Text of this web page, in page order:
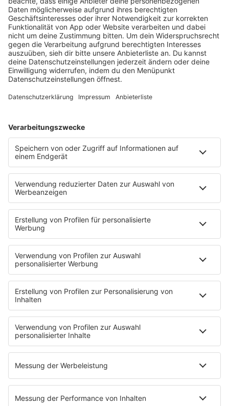
HOME
RADIOS
barba radio
Lagerfeuer
Füße hoch
Schmusekatze
Song Contest
Mädelsabend
Ich hasse Sport
Sonntag Morgen
Strandbar
Putzfimmel
Deutschpop
Deutsche Liebeslieder
PODCASTS
Mit den Waffeln einer Frau
Frühstück bei Barbara
Brave & One
NotAufnahme
"Bewerbung und Karriere"
Aber bitte mit Schlager
Erdbeerkäse
Fitness mit M.A.R.K
Glück in Worten
Todesursache
Niemand muss ein Promi sein
PROGRAMM
Mit den Waffeln einer Frau